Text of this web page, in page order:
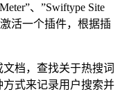
、”Swiftype Site
激活一个插件，根据插
档，查找关于热搜词
式来记录用户搜索并